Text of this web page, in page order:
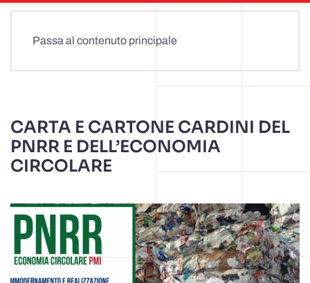
Passa al contenuto principale
CARTA E CARTONE CARDINI DEL
PNRR E DELL’ECONOMIA
CIRCOLARE